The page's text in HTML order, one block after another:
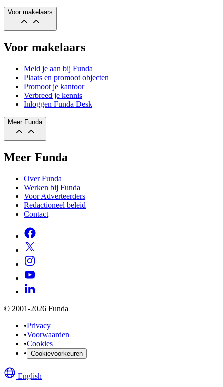
Voor makelaars
Voor makelaars
Meld je aan bij Funda
Plaats en promoot objecten
Promoot je kantoor
Verbreed je kennis
Inloggen Funda Desk
Meer Funda
Meer Funda
Over Funda
Werken bij Funda
Voor Adverteerders
Redactioneel beleid
Contact
© 2001-2026 Funda
•Privacy
•Voorwaarden
•Cookies
• Cookievoorkeuren
English